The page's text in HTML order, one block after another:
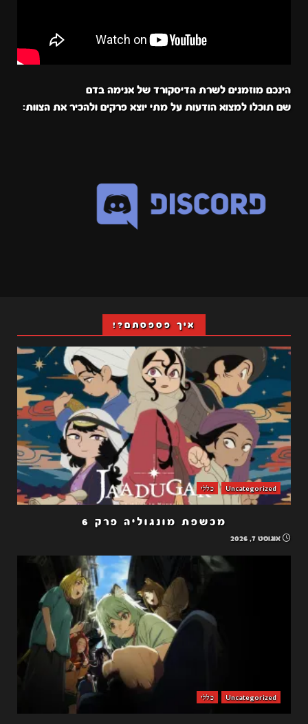
הינכם מוזמנים לשרת הדיסקורד של אנימה בדם
שם תוכלו למצוא הודעות על מתי יוצא פרקים ולהכיר את הצוות:
איך פספסתם?!
Uncategorized כללי
מכשפת מונגוליה פרק 6
אוגוסט 7, 2026
Uncategorized כללי